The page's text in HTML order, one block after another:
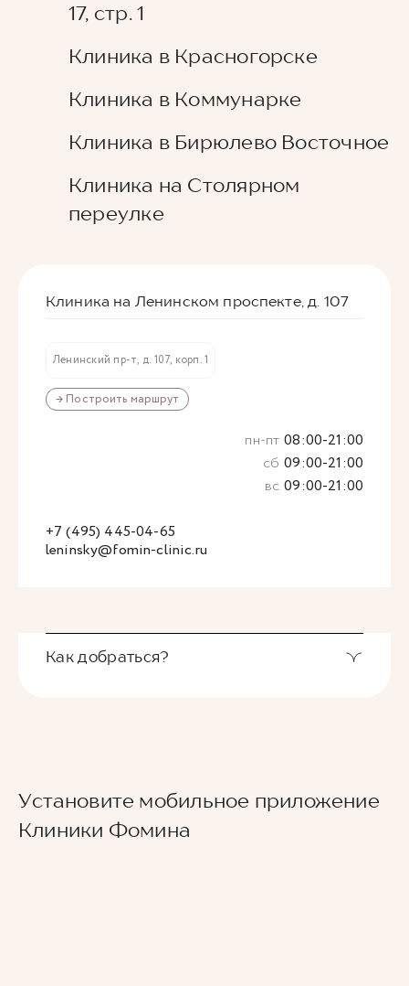
17, стр. 1
Клиника в Красногорске
Клиника в Коммунарке
Клиника в Бирюлево Восточное
Клиника на Столярном
переулке
Клиника на Ленинском проспекте, д. 107
Ленинский пр-т, д. 107, корп. 1
→ Построить маршрут
leninsky@fomin-clinic.ru
+7 (495) 445-04-65
пн-пт 08:00-21:00
сб 09:00-21:00
вс 09:00-21:00
Как добраться?
второй вестибюль, далее направо. По улице
Новаторов движемся прямо, спускаемся по
лестнице и идем вдоль школ (путь лежит между
Установите мобильное приложение
Клиники Фомина